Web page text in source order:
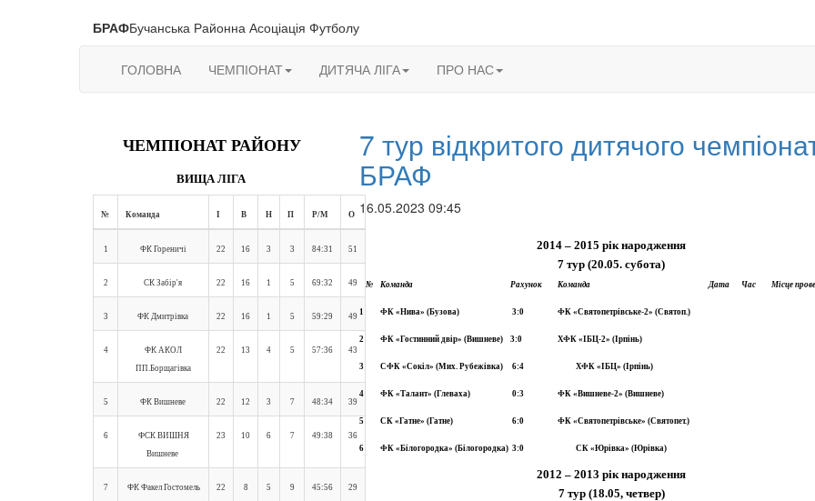
БРАФБучанська Районна Асоціація Футболу
ГОЛОВНА ЧЕМПІОНАТ ДИТЯЧА ЛІГА ПРО НАС
ЧЕМПІОНАТ РАЙОНУ
ВИЩА ЛІГА
№ Команда І В Н П Р/М О
1 ФК Гореничі 22 16 3 3 84:31 51
2 СК Забір'я 22 16 1 5 69:32 49
3 ФК Дмитрівка 22 16 1 5 59:29 49
4
ФК АКОЛ
ПП.Борщагівка
22 13 4 5 57:36 43
5 ФК Вишневе 22 12 3 7 48:34 39
6
ФСК ВИШНЯ
Вишневе
23 10 6 7 49:38 36
7 ФК Факел Гостомель 22 8 5 9 45:56 29
7 тур відкритого дитячого
БРАФ
16.05.2023 09:45
2014 – 2015 рік народження
7 тур (20.05. субота)
№ Команда Рахунок Команда Дата Час Місце
1 ФК «Нива» (Бузова) 3:0 ФК «Святопетрівське-2» (Святоп.)
2 ФК «Гостинний двір» (Вишневе) 3:0 ХФК «ІБЦ-2» (Ірпінь)
3 СФК «Сокіл» (Мих. Рубежівка) 6:4 ХФК «ІБЦ» (Ірпінь)
4 ФК «Талант» (Глеваха) 0:3 ФК «Вишневе-2» (Вишневе)
5 СК «Гатне» (Гатне) 6:0 ФК «Святопетрівське» (Святопет.)
6 ФК «Білогородка» (Білогородка) 3:0 СК «Юрівка» (Юрівка)
2012 – 2013 рік народження
7 тур (18.05, четвер)